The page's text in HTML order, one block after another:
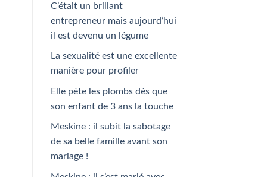
C’était un brillant
entrepreneur mais aujourd’hui
il est devenu un légume
La sexualité est une excellente
manière pour profiler
Elle pète les plombs dès que
son enfant de 3 ans la touche
Meskine : il subit la sabotage
de sa belle famille avant son
mariage !